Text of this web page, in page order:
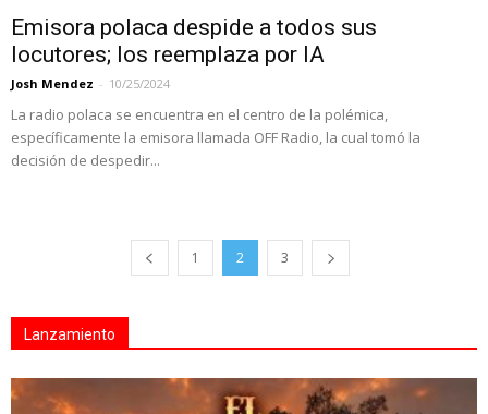
Emisora polaca despide a todos sus
locutores; los reemplaza por IA
Josh Mendez - 10/25/2024
La radio polaca se encuentra en el centro de la polémica,
específicamente la emisora llamada OFF Radio, la cual tomó la
decisión de despedir...
1 2 3
Lanzamiento